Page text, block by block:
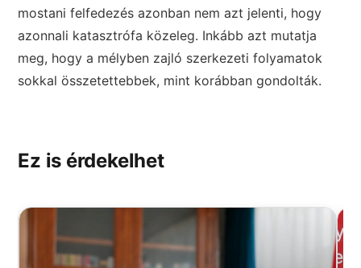
mostani felfedezés azonban nem azt jelenti, hogy
azonnali katasztrófa közeleg. Inkább azt mutatja
meg, hogy a mélyben zajló szerkezeti folyamatok
sokkal összetettebbek, mint korábban gondolták.
Ez is érdekelhet